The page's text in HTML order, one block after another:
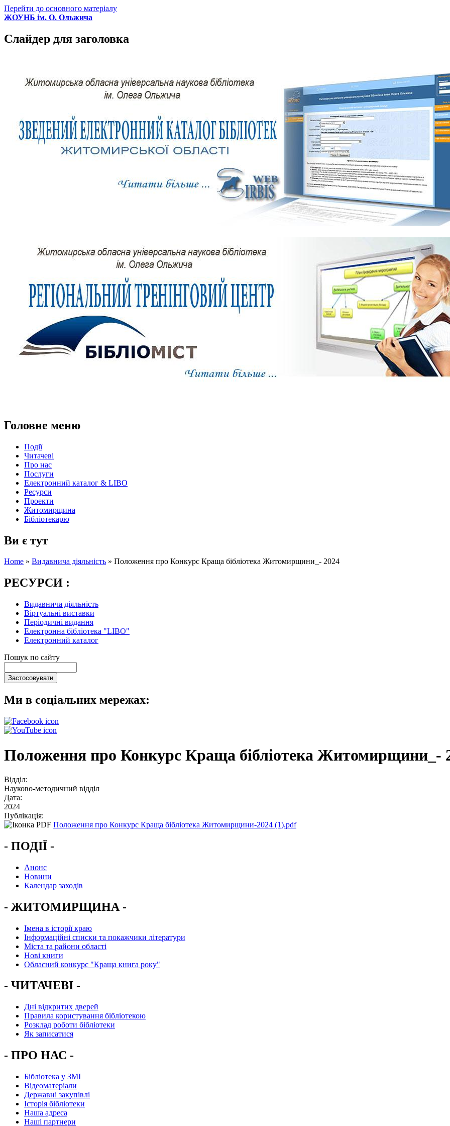
Перейти до основного матеріалу
ЖОУНБ ім. О. Ольжича
Слайдер для заголовка
Головне меню
Події
Читачеві
Про нас
Послуги
Електронний каталог & LIBO
Ресурси
Проекти
Житомирщина
Бібліотекарю
Ви є тут
Home » Видавнича діяльність » Положення про Конкурс Краща бібліотека Житомирщини_- 2024
РЕСУРСИ :
Видавнича діяльність
Віртуальні виставки
Періодичні видання
Електронна бібліотека "LIBO"
Електронний каталог
Пошук по сайту
Ми в соціальних мережах:
Положення про Конкурс Краща бібліотека Житомирщини_-
Відділ:
Науково-методичний відділ
Дата:
2024
Публікація:
Положення про Конкурс Краща бібліотека Житомирщини-2024 (1).pdf
- ПОДІЇ -
Анонс
Новини
Календар заходів
- ЖИТОМИРЩИНА -
Імена в історії краю
Інформаційні списки та покажчики літератури
Міста та райони області
Нові книги
Обласний конкурс "Краща книга року"
- ЧИТАЧЕВІ -
Дні відкритих дверей
Правила користування бібліотекою
Розклад роботи бібліотеки
Як записатися
- ПРО НАС -
Бібліотека у ЗМІ
Відеоматеріали
Державні закупівлі
Історія бібліотеки
Наша адреса
Наші партнери